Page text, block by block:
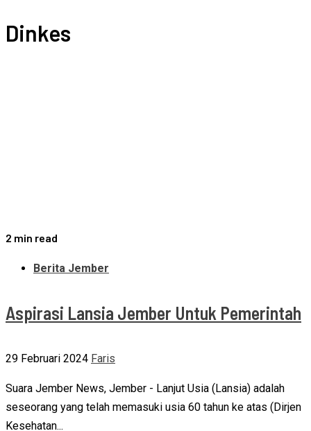
Dinkes
2 min read
Berita Jember
Aspirasi Lansia Jember Untuk Pemerintah
29 Februari 2024 Faris
Suara Jember News, Jember - Lanjut Usia (Lansia) adalah
seseorang yang telah memasuki usia 60 tahun ke atas (Dirjen
Kesehatan...